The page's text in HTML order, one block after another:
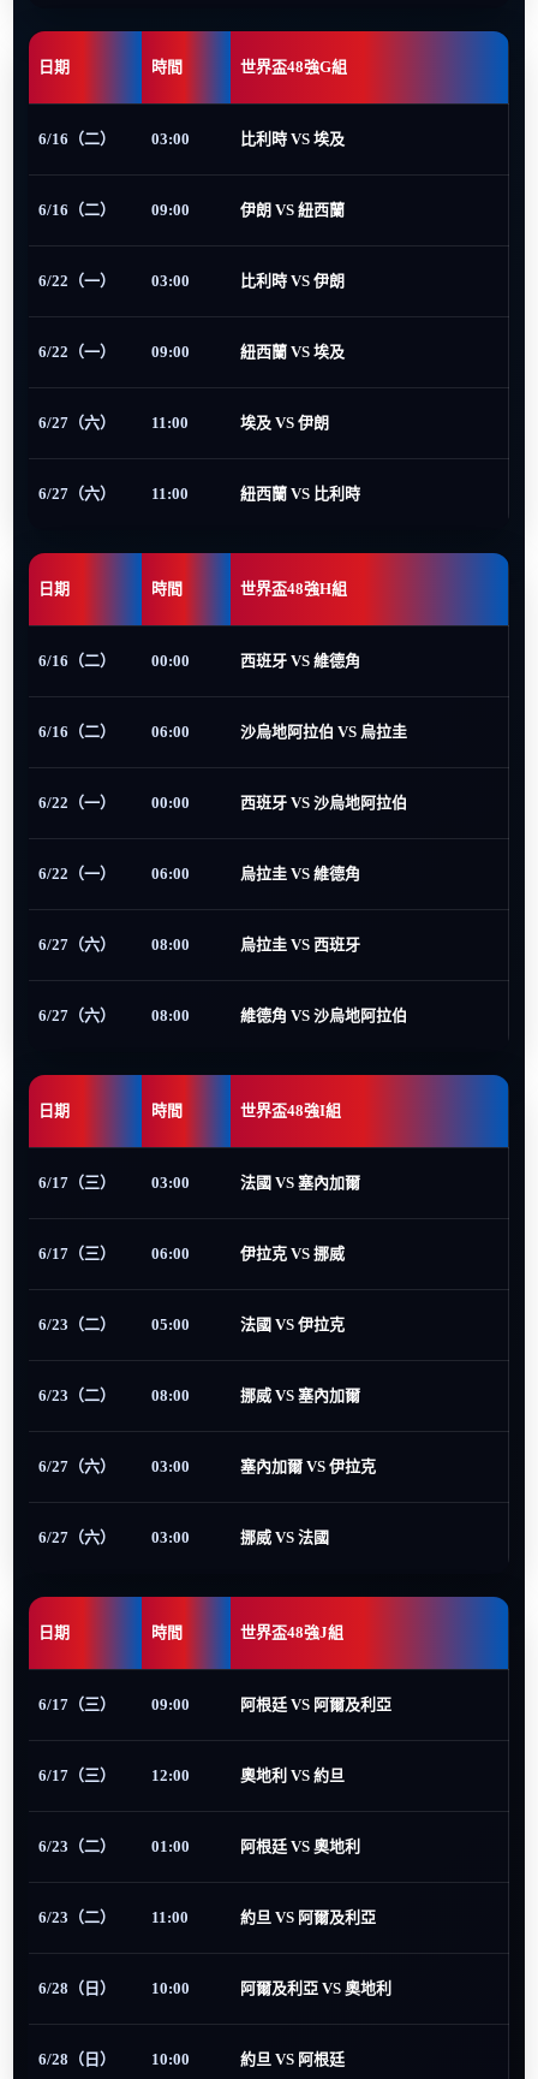
日期 時間 世界盃48強G組
6/16（二） 03:00 比利時 VS 埃及
6/16（二） 09:00 伊朗 VS 紐西蘭
6/22（一） 03:00 比利時 VS 伊朗
6/22（一） 09:00 紐西蘭 VS 埃及
6/27（六） 11:00 埃及 VS 伊朗
6/27（六） 11:00 紐西蘭 VS 比利時
日期 時間 世界盃48強H組
6/16（二） 00:00 西班牙 VS 維德角
6/16（二） 06:00 沙烏地阿拉伯 VS 烏拉圭
6/22（一） 00:00 西班牙 VS 沙烏地阿拉伯
6/22（一） 06:00 烏拉圭 VS 維德角
6/27（六） 08:00 烏拉圭 VS 西班牙
6/27（六） 08:00 維德角 VS 沙烏地阿拉伯
日期 時間 世界盃48強I組
6/17（三） 03:00 法國 VS 塞內加爾
6/17（三） 06:00 伊拉克 VS 挪威
6/23（二） 05:00 法國 VS 伊拉克
6/23（二） 08:00 挪威 VS 塞內加爾
6/27（六） 03:00 塞內加爾 VS 伊拉克
6/27（六） 03:00 挪威 VS 法國
日期 時間 世界盃48強J組
6/17（三） 09:00 阿根廷 VS 阿爾及利亞
6/17（三） 12:00 奧地利 VS 約旦
6/23（二） 01:00 阿根廷 VS 奧地利
6/23（二） 11:00 約旦 VS 阿爾及利亞
6/28（日） 10:00 阿爾及利亞 VS 奧地利
6/28（日） 10:00 約旦 VS 阿根廷